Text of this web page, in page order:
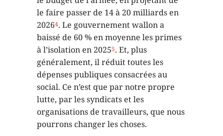
le faire passer de 14 à 20 milliards en
20264. Le gouvernement wallon a
baissé de 60 % en moyenne les primes
à l’isolation en 20255. Et, plus
généralement, il réduit toutes les
dépenses publiques consacrées au
social. Ce n’est que par notre propre
lutte, par les syndicats et les
organisations de travailleurs, que nous
pourrons changer les choses.